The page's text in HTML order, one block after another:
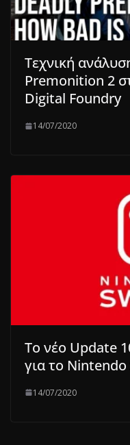
Τεχνική
Premonition 2
Digital Foundry
14/07/2020
Το νέο Update
για το
14/07/2020